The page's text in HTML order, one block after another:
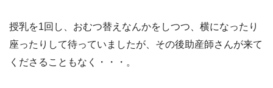
授乳を1回し、おむつ替えなんかをしつつ、横になったり
座ったりして待っていましたが、その後助産師さんが来て
くださることもなく・・・。